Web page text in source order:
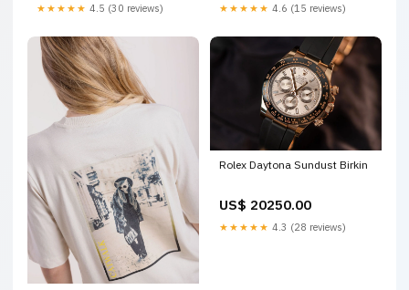
★★★★★ 4.5 (30 reviews) ★★★★★ 4.6 (15 reviews)
Rolex Daytona Sundust Birkin
US$ 20250.00
★★★★★ 4.3 (28 reviews)